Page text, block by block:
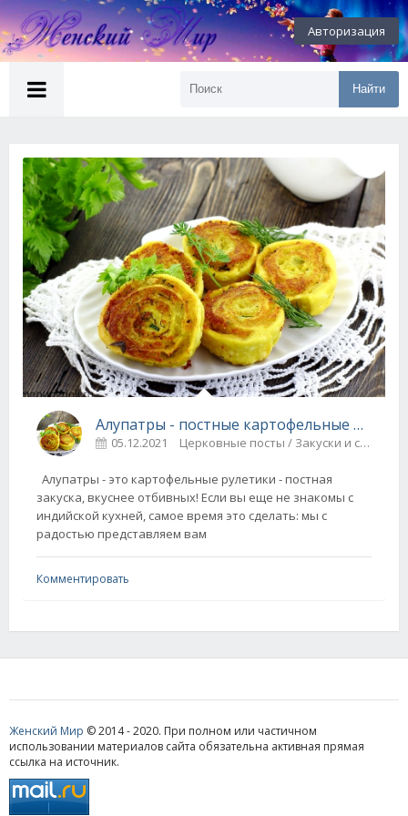
Авторизация
Найти
Алупатры - постные картофельные рулетики
05.12.2021 Церковные посты / Закуски и салаты
Алупатры - это картофельные рулетики - постная
закуска, вкуснее отбивных! Если вы еще не знакомы с
индийской кухней, самое время это сделать: мы с
радостью представляем вам
Комментировать
Женский Мир © 2014 - 2020. При полном или частичном
использовании материалов сайта обязательна активная прямая
ссылка на источник.